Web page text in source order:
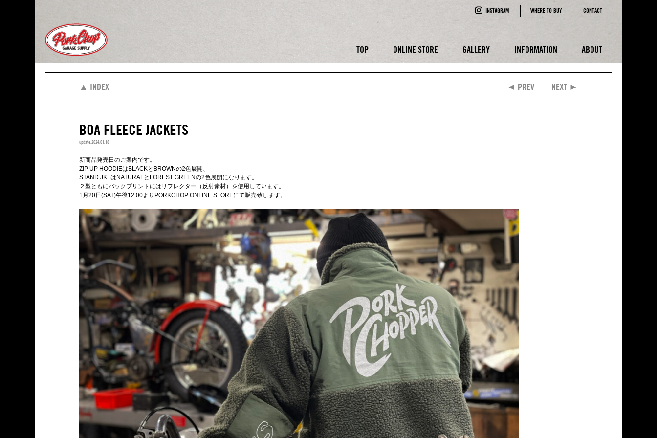
INSTAGRAM WHERE TO BUY CONTACT
TOP ONLINE STORE GALLERY INFORMATION ABOUT
▲ INDEX ◄ PREV NEXT ►
BOA FLEECE JACKETS
update:2024.01.18
新商品発売日のご案内です。
ZIP UP HOODIEはBLACKとBROWNの2色展開、
STAND JKTはNATURALとFOREST GREENの2色展開になります。
２型ともにバックプリントにはリフレクター（反射素材）を使用しています。
1月20日(SAT)午後12:00よりPORKCHOP ONLINE STOREにて販売致します。